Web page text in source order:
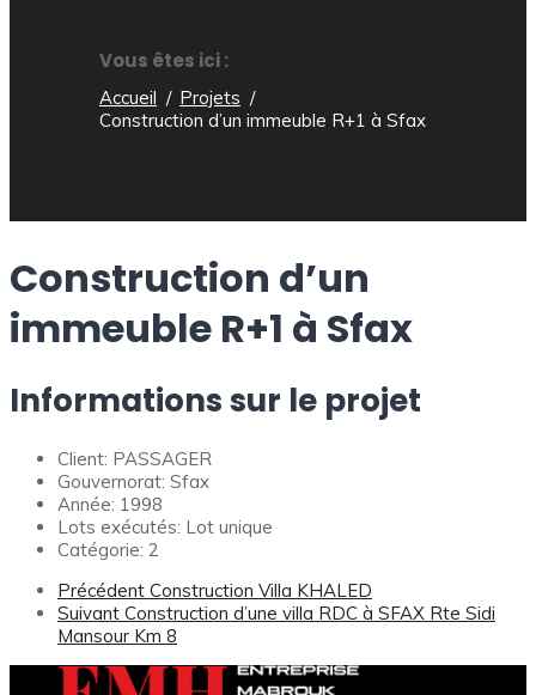
Vous êtes ici :
Accueil
Projets
Construction d’un immeuble R+1 à Sfax
Construction d’un
immeuble R+1 à Sfax
Informations sur le projet
Client: PASSAGER
Gouvernorat: Sfax
Année: 1998
Lots exécutés: Lot unique
Catégorie: 2
Précédent Construction Villa KHALED
Suivant Construction d’une villa RDC à SFAX Rte Sidi
Mansour Km 8